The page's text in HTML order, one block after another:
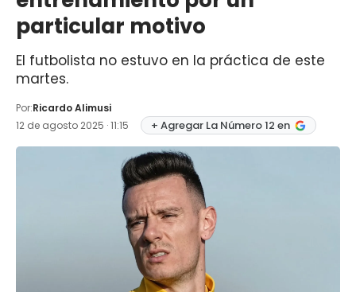
particular motivo
El futbolista no estuvo en la práctica de este
martes.
Por:Ricardo Alimusi
12 de agosto 2025 · 11:15
+ Agregar La Número 12 en